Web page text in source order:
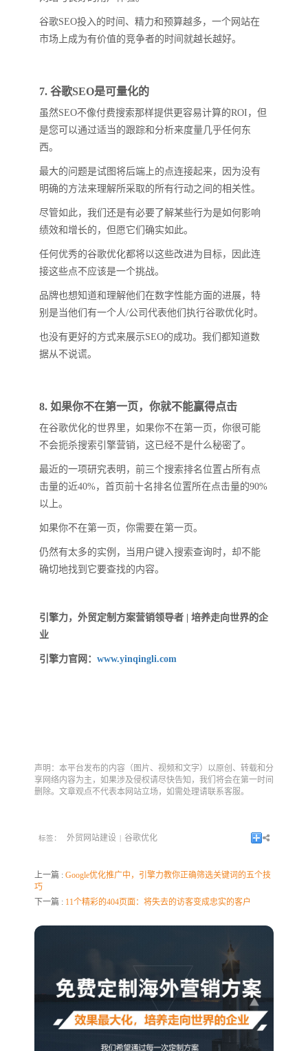
谷歌SEO投入的时间、精力和预算越多，一个网站在
市场上成为有价值的竞争者的时间就越长越好。
7. 谷歌SEO是可量化的
虽然SEO不像付费搜索那样提供更容易计算的ROI，但
是您可以通过适当的跟踪和分析来度量几乎任何东
西。
最大的问题是试图将后端上的点连接起来，因为没有
明确的方法来理解所采取的所有行动之间的相关性。
尽管如此，我们还是有必要了解某些行为是如何影响
绩效和增长的，但愿它们确实如此。
任何优秀的谷歌优化都将以这些改进为目标，因此连
接这些点不应该是一个挑战。
品牌也想知道和理解他们在数字性能方面的进展，特
别是当他们有一个人/公司代表他们执行谷歌优化时。
也没有更好的方式来展示SEO的成功。我们都知道数
据从不说谎。
8. 如果你不在第一页，你就不能赢得点击
在谷歌优化的世界里，如果你不在第一页，你很可能
不会扼杀搜索引擎营销，这已经不是什么秘密了。
最近的一项研究表明，前三个搜索排名位置占所有点
击量的近40%，首页前十名排名位置所在点击量的90%
以上。
如果你不在第一页，你需要在第一页。
仍然有太多的实例，当用户键入搜索查询时，却不能
确切地找到它要查找的内容。
引擎力，外贸定制方案营销领导者 | 培养走向世界的企
业
引擎力官网： www.yinqingli.com
声明：本平台发布的内容（图片、视频和文字）以原创、转载和分
享网络内容为主，如果涉及侵权请尽快告知，我们将会在第一时间
删除。文章观点不代表本网站立场，如需处理请联系客服。
标签： 外贸网站建设 谷歌优化
上一篇 : Google优化推广中，引擎力教你正确筛选关键词的五个技
巧
下一篇 : 11个精彩的404页面：将失去的访客变成忠实的客户